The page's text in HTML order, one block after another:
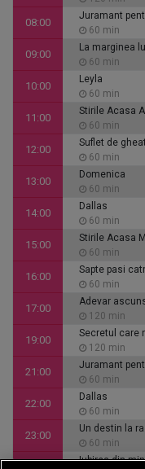
08:00
Juramant
60 min
09:00
La marginea
60 min
10:00
Leyla
60 min
11:00
Stirile Acasa
60 min
12:00
Suflet de
60 min
13:00
Domenica
60 min
14:00
Dallas
60 min
15:00
Stirile Acasa
60 min
16:00
Sapte pasi
60 min
17:00
Adevar
120 min
19:00
Secretul care
120 min
21:00
Juramant
60 min
22:00
Dallas
60 min
23:00
Un destin la
60 min
Iubirea din